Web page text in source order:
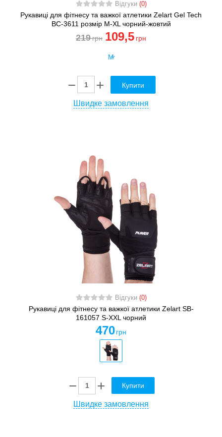
Відгуки (0)
Рукавиці для фітнесу та важкої атлетики Zelart Gel Tech
BC-3611 розмір M-XL чорний-жовтий
219грн 109,5 грн
Купити
Швидке замовлення
Відгуки (0)
Рукавиці для фітнесу та важкої атлетики Zelart SB-
161057 S-XXL чорний
470 грн
Купити
Швидке замовлення